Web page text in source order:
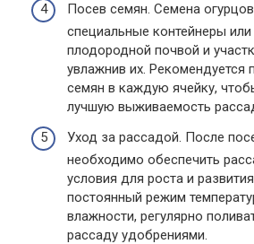
Посев семян. Семена
специальные контейнеры
плодородной почвой и
увлажнив их. Рекомендуется
семян в каждую ячейку,
лучшую выживаемость
Уход за рассадой. После
необходимо обеспечить
условия для роста и
постоянный режим
влажности, регулярно
рассаду удобрениями.